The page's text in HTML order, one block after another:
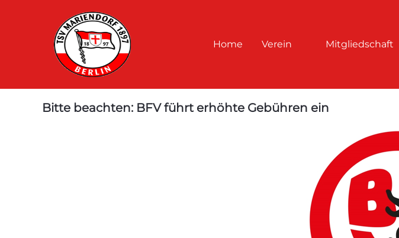
Home Verein Mitgliedschaft
Bitte beachten: BFV führt erhöhte Gebühren ein